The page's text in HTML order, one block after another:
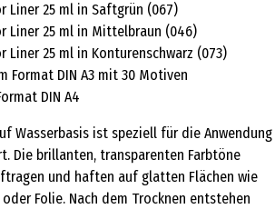
Liner 25 ml in Saftgrün (067)
Liner 25 ml in Mittelbraun (046)
Liner 25 ml in Konturenschwarz (073)
Format DIN A3 mit 30 Motiven
DIN A4
Wasserbasis ist speziell für die Anwendung
Die brillanten, transparenten Farbtöne
und haften auf glatten Flächen wie
oder Folie. Nach dem Trocknen entstehen